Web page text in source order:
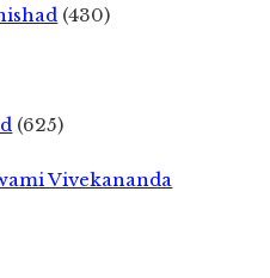
(430)
(625)
Vivekananda